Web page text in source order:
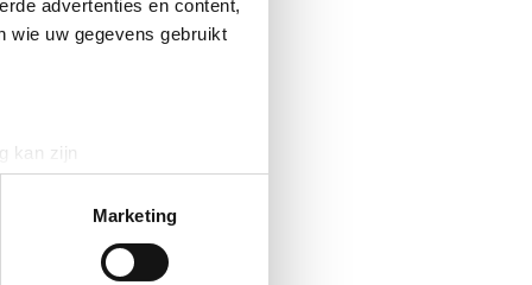
advertenties en content,
wie uw gegevens gebruikt
kan zijn
detailgedeeltein. U kunt uw
Marketing